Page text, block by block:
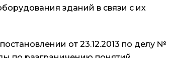
зданий в связи с их
от 23.12.2013 по делу №